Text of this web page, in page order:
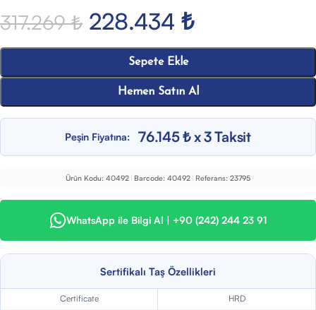
317.269₺ 228.434 ₺
Sepete Ekle
Hemen Satın Al
Peşin Fiyatına: 76.145 ₺ x 3 Taksit
Ürün Kodu: 40492 | Barcode: 40492 | Referans: 23795
WhatsApp ile Bilgi Al | +90 (242) 244 23 91
Sertifikalı Taş Özellikleri
Certificate
HRD